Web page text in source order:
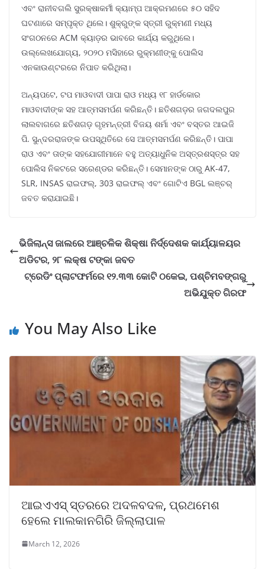
ଏବଂ ରାନୀବଗଲି ସୁରକ୍ଷାକର୍ମୀ କ୍ୟାମ୍ପ ଆକ୍ରମଣରେ ୫୦ ସହିଦ
ଘଟଣାରେ ସମ୍ପୃକ୍ତ ଥିଲେ। ଶୁକ୍ରୁଙ୍କ ସ୍ତ୍ରୀ ରୁକ୍ମଣୀ ମଧ୍ୟ
ସଂଗଠନରେ ACM କ୍ୟାଡ଼ର ଭାବରେ କାର୍ଯ୍ୟ କରୁଥିଲେ।
ଉଲ୍ଲେଖଯୋଗ୍ୟ, ୨୦୨୦ ମସିହାରେ ରୁକ୍ମଣୀଙ୍କୁ ପୋଲିସ
ଏନକାଉଣ୍ଟରରେ ନିପାତ କରିଥିଲା।
ଅନ୍ୟପଟେ, ଟପ ମାଓବାଦୀ ପାପା ରାଓ ମଧ୍ୟ ୧୮ ହାର୍ଡକୋର
ମାଓବାଦୀଙ୍କ ସହ ଆତ୍ମସମର୍ପଣ କରିଛନ୍ତି। ଛତିଶଗଡ଼ର ଜଗଦଲପୁର
ଲାଲବାଗରେ ଛତିଶଗଡ଼ ଗୃହମନ୍ତ୍ରୀ ବିଜୟ ଶର୍ମା ଏବଂ ବସ୍ତର ଆଇଜି
ପି. ସୁନ୍ଦରରାଜଙ୍କ ଉପସ୍ଥିତିରେ ସେ ଆତ୍ମସମର୍ପଣ କରିଛନ୍ତି। ପାପା
ରାଓ ଏବଂ ତାଙ୍କ ସହଯୋଗୀମାନେ ବହୁ ଅତ୍ୟାଧୁନିକ ଅସ୍ତ୍ରଶସ୍ତ୍ର ସହ
ପୋଲିସ ନିକଟରେ ସରେଣ୍ଡର କରିଛନ୍ତି। ସେମାନଙ୍କ ଠାରୁ AK-47,
SLR, INSAS ରାଇଫଲ୍, 303 ରାଇଫଲ୍ ଏବଂ ଗୋଟିଏ BGL ଲଞ୍ଚର୍
ଜବତ କରାଯାଇଛି।
ଭିଜିଲାନ୍ସ ଜାଲରେ ଆଞ୍ଚଳିକ ଶିକ୍ଷା ନିର୍ଦ୍ଦେଶକ କାର୍ଯ୍ୟାଳୟର
ଅଡିଟର, ୨୮ ଲକ୍ଷ ଟଙ୍କା ଜବତ
ଟ୍ରେଡିଂ ପ୍ଲାଟଫର୍ମରେ ୧୨.୩୩ କୋଟି ଠକେଇ, ପଶ୍ଚିମବଙ୍ଗରୁ
ଅଭିଯୁକ୍ତ ଗିରଫ
You May Also Like
ଆଇଏଏସ୍ ସ୍ତରରେ ଅଦଳବଦଳ, ପ୍ରଥମେଶ
ହେଲେ ମାଲକାନଗିରି ଜିଲ୍ଲାପାଳ
March 12, 2026